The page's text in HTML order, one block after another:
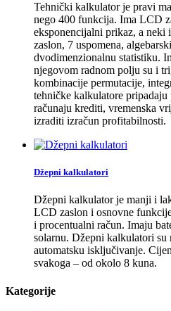
Tehnički kalkulator je pravi
nego 400 funkcija. Ima LCD
eksponencijalni prikaz, a
zaslon, 7 uspomena,
dvodimenzionalnu statistiku.
njegovom radnom polju su i
kombinacije permutacije,
tehničke kalkulatore
računaju krediti, vremenska
izraditi izračun profitabilnosti.
Džepni kalkulatori
Džepni kalkulator je manji i
LCD zaslon i osnovne
i procentualni račun. Imaju
solarnu. Džepni kalkulatori
automatsku isključivanje.
svakoga – od okolo 8 kuna.
Kategorije